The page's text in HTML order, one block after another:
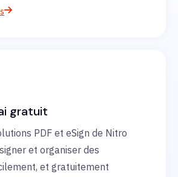
gratuit
PDF et eSign de Nitro
et organiser des
et gratuitement